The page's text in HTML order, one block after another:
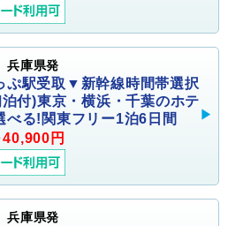
兵庫県発
ぷ駅受取▼新幹線時間帯選択
付)東京・横浜・千葉のホテ
べる!関東フリー1泊6日間
円
兵庫県発